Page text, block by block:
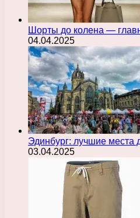
Шорты до колена —
04.04.2025
Эдинбург: лучшие места
03.04.2025